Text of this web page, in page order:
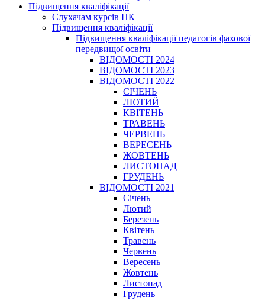
Підвищення кваліфікації
Слухачам курсів ПК
Підвищення кваліфікації
Підвищення кваліфікації педагогів фахової
передвищої освіти
ВІДОМОСТІ 2024
ВІДОМОСТІ 2023
ВІДОМОСТІ 2022
СІЧЕНЬ
ЛЮТИЙ
КВІТЕНЬ
ТРАВЕНЬ
ЧЕРВЕНЬ
ВЕРЕСЕНЬ
ЖОВТЕНЬ
ЛИСТОПАД
ГРУДЕНЬ
ВІДОМОСТІ 2021
Січень
Лютий
Березень
Квітень
Травень
Червень
Вересень
Жовтень
Листопад
Грудень